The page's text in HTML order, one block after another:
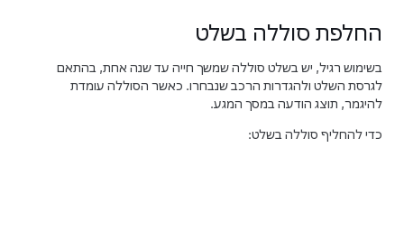
החלפת סוללה בשלט
בשימוש רגיל, יש בשלט סוללה שמשך חייה עד שנה אחת, בהתאם
לגרסת השלט ולהגדרות הרכב שנבחרו. כאשר הסוללה עומדת
להיגמר, תוצג הודעה במסך המגע.
כדי להחליף סוללה בשלט: